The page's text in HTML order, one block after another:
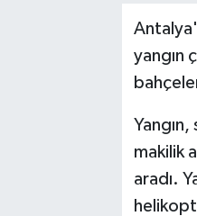
yangın
makilik
aradı.